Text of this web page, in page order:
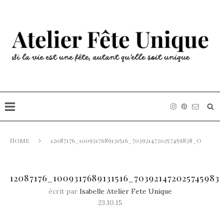
Home 12087176_1009317689131516_7039214720257459838_o
écrit par Isabelle Atelier Fete Unique
23.10.15